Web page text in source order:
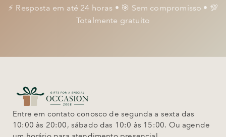
⚡ Resposta em até 24 horas • 🎯 Sem compromisso • 💯
Totalmente gratuito
Entre em contato conosco de segunda a sexta das
10:00 às 20:00, sábado das 10:0 às 15:00. Ou agende